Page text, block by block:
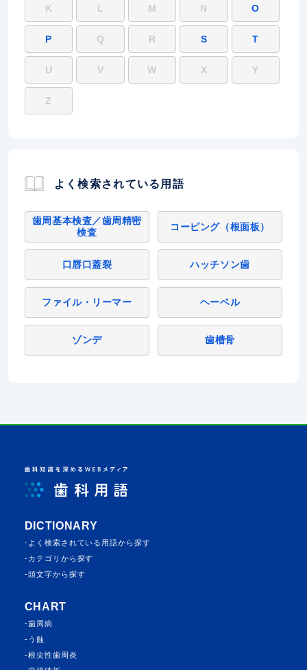
K L M N O
P Q R S T
U V W X Y
Z
よく検索されている用語
歯周基本検査／歯周精密
検査
コーピング（根面板）
口唇口蓋裂 ハッチソン歯
ファイル・リーマー ヘーベル
ゾンデ 歯槽骨
DICTIONARY
よく検索されている⽤語から探す
カテゴリから探す
頭⽂字から探す
CHART
歯周病
う蝕
根尖性歯周炎